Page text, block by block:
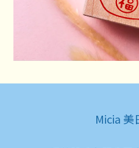
Micia 美